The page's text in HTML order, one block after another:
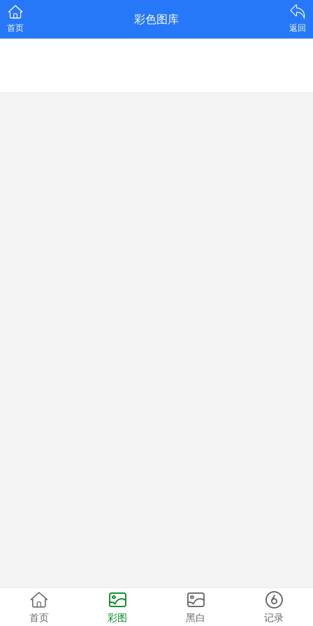
首页
彩色图库
返回
首页 彩图 黑白 记录